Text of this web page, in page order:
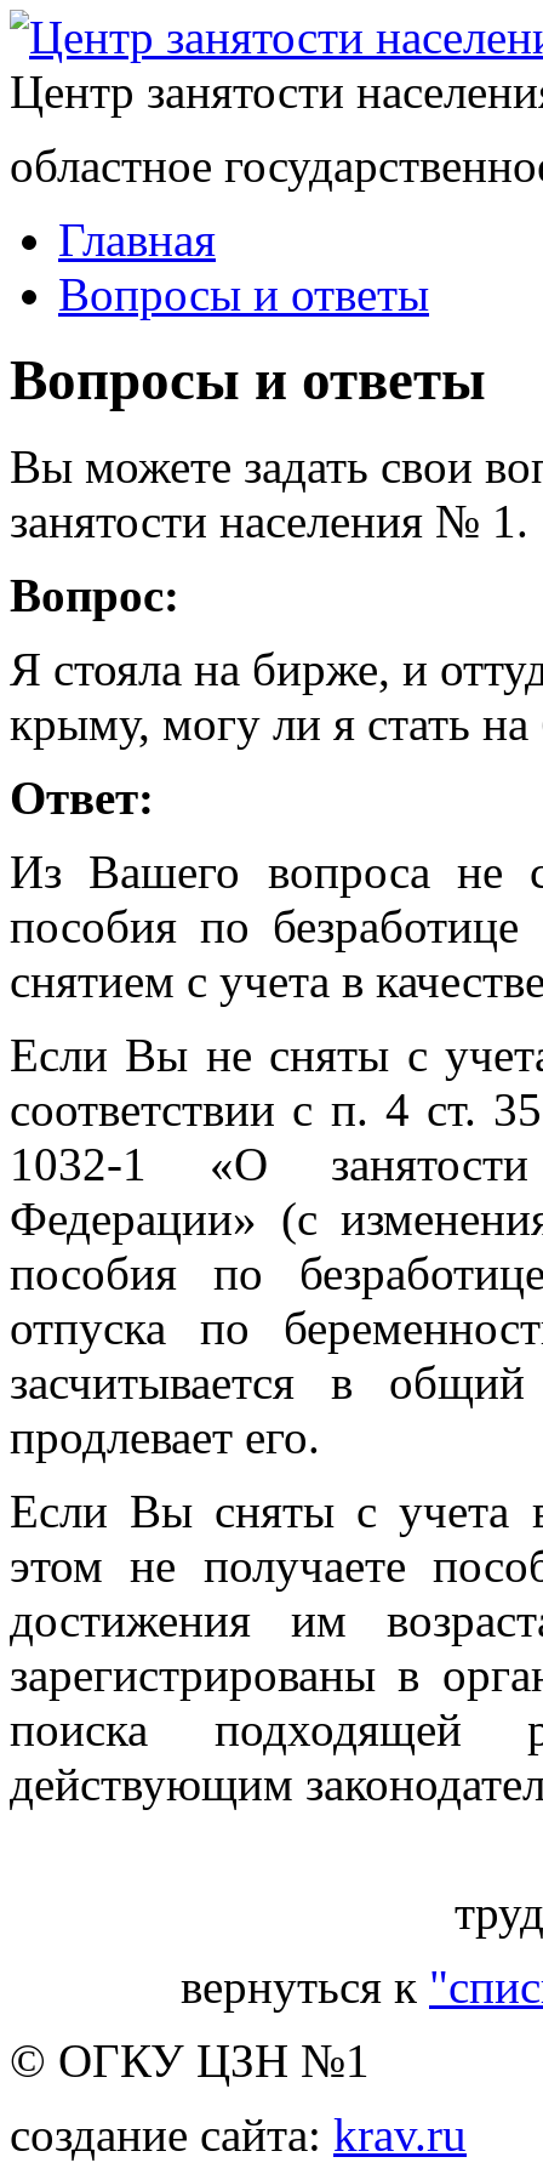
Центр занятости
областное
Главная
Вопросы и ответы
Вопросы и ответы
Вы можете задать свои
занятости населения № 1.
Вопрос:
Я стояла на бирже, и
крыму, могу ли я стать
Ответ:
Из Вашего вопроса не
пособия по
снятием с учета в
Если Вы не сняты с
соответствии с п. 4 ст.
1032-1 «О
Федерации» (с
пособия по
отпуска по
засчитывается в
продлевает его.
Если Вы сняты с учета
этом не получаете
достижения им
зарегистрированы в
поиска подходящей
действующим
вернуться к
© ОГКУ ЦЗН №1
создание сайта: krav.ru